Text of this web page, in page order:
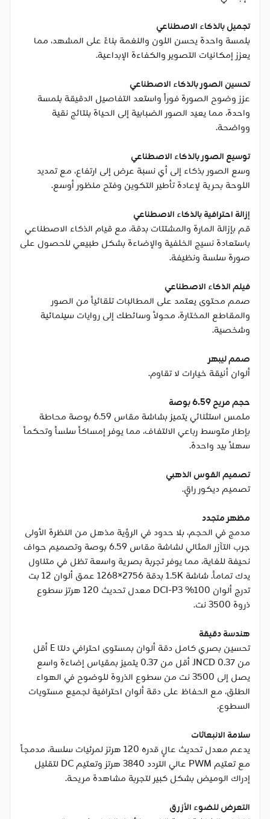
تجميل بالذكاء الاصطناعي
بلمسة واحدة يحسن اللون والنغمة بناءً على المشهد، مما
يعزز إمكانيات التصوير والكفاءة الإبداعية.
تحسين الصور بالذكاء الاصطناعي
عزز وضوح الصورة فوراً واستعد التفاصيل الدقيقة بلمسة
واحدة، مما يعيد الصور الضبابية إلى الحياة بنتائج نقية
وواضحة.
توسيع الصور بالذكاء الاصطناعي
وسع الصور بذكاء إلى أي نسبة عرض إلى ارتفاع، مع تمديد
اللوحة بحرية لإعادة تأطير التكوين وفتح منظور أوسع.
إزالة احترافية بالذكاء الاصطناعي
قم بإزالة المارة والمشتتات بدقة، مع قيام الذكاء الاصطناعي
باستعادة نسيج الخلفية والإضاءة بشكل طبيعي للحصول على
صورة سلسة ونظيفة.
فيلم الذكاء الاصطناعي
صمم محتوى يعتمد على المطالبات تلقائياً من الصور
والمقاطع المختارة، محولاً وسائطك إلى روايات سينمائية
وشخصية.
صمم ليبهر
ألوان أنيقة خيارات لا تقاوم.
حجم مريح 6.59 بوصة
ملمس استثنائي يتميز بشاشة مقاس 6.59 بوصة محاطة
بإطار متوسط رباعي الالتفاف، مما يوفر إمساكاً سلساً وتحكماً
سهلاً بيد واحدة.
تصميم القوس الذهبي
تصميم ديكور راقٍ.
مظهر متجدد
مدمج في الحجم، بلا حدود في الرؤية مذهل من النظرة الأولى
جرب التآزر المثالي لشاشة مقاس 6.59 بوصة وتصميم حواف
نحيفة للغاية، مما يوفر تجربة بصرية واسعة تظل في متناول
يدك تماماً. شاشة 1.5K بدقة 2756×1268 عمق ألوان 12 بت
تدرج ألوان 100% DCI-P3 معدل تحديث 120 هرتز سطوع
ذروة 3500 نت.
هندسة دقيقة
تحسين بصري كامل دقة ألوان بمستوى احترافي دلتا E أقل
من 0.37 JNCD أقل من 0.37 يتميز بمقياس إضاءة واسع
يصل إلى 3500 نت من سطوع الذروة للوضوح في الهواء
الطلق، مع الحفاظ على دقة ألوان احترافية لجميع مستويات
السطوع.
سلامة الانبعاثات
يدعم معدل تحديث عالٍ قدره 120 هرتز لمرئيات سلسة، مدمجاً
مع تعتيم PWM عالي التردد 3840 هرتز وتعتيم DC لتقليل
إدراك الوميض بشكل كبير لتجربة مشاهدة مريحة.
التعرض للضوء الأزرق